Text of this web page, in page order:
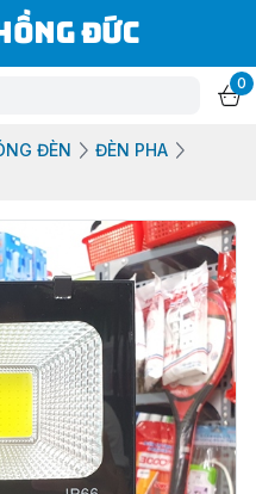
Đức
0
ĐÈN
ĐÈN PHA